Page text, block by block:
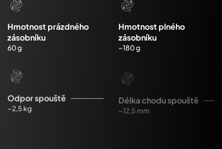
Hmotnost prázdného
zásobníku
60 g
Hmotnost plného
zásobníku
~180 g
Odpor spouště
~2,5 kg
Délka chodu spouště
~12,5 mm